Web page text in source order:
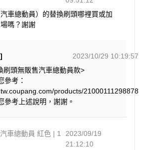
車總動員）的替換刷頭哪裡買或加
嗎？謝謝
2023/10/29 10:19:57
刷頭無販售汽車總動員款>
參考：
products/21000111298878
參考上述說明，謝謝。
車總動員 紅色 | 1
2023/09/19
21:12:10